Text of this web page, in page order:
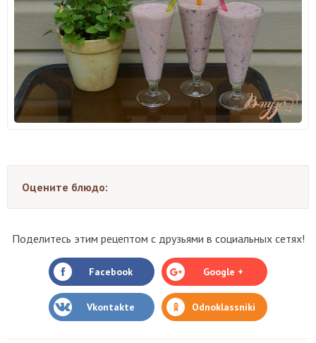
Оцените блюдо:
Поделитесь этим рецептом с друзьями в социальных сетях!
Facebook Google +
Vkontakte Odnoklassniki